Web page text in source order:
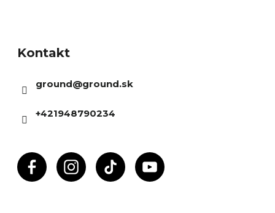
Kontakt
ground@ground.sk
+421948790234